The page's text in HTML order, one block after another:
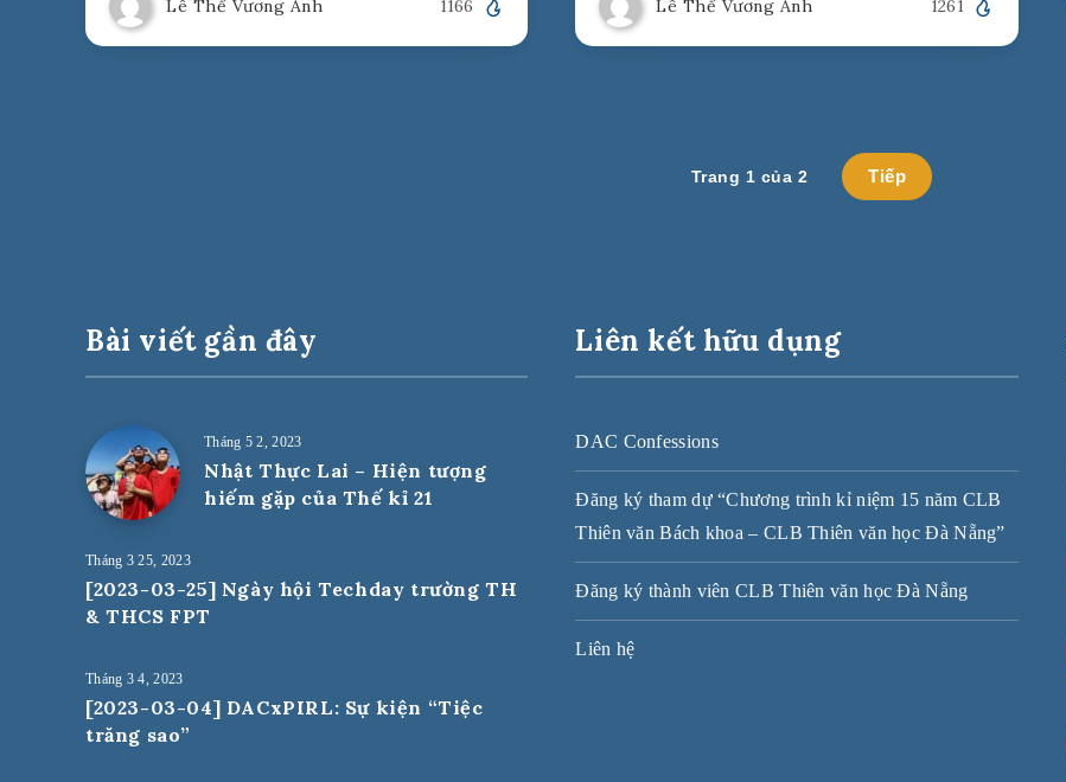
Lê Thế Vương Anh 1261
Lê Thế Vương Anh 1166
Trang 1 của 2 Tiếp
Bài viết gần đây
Tháng 5 2, 2023
Nhật Thực Lai – Hiện tượng
hiếm gặp của Thế kỉ 21
Tháng 3 25, 2023
[2023-03-25] Ngày hội Techday trường TH
& THCS FPT
Tháng 3 4, 2023
[2023-03-04] DACxPIRL: Sự kiện “Tiệc
trăng sao”
Liên kết hữu dụng
DAC Confessions
Đăng ký tham dự “Chương trình kỉ niệm 15 năm CLB
Thiên văn Bách khoa – CLB Thiên văn học Đà Nẵng”
Đăng ký thành viên CLB Thiên văn học Đà Nẵng
Liên hệ